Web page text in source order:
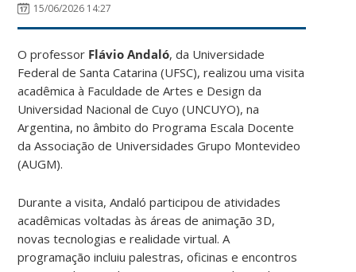
15/06/2026 14:27
O professor Flávio Andaló, da Universidade
Federal de Santa Catarina (UFSC), realizou uma visita
acadêmica à Faculdade de Artes e Design da
Universidad Nacional de Cuyo (UNCUYO), na
Argentina, no âmbito do Programa Escala Docente
da Associação de Universidades Grupo Montevideo
(AUGM).
Durante a visita, Andaló participou de atividades
acadêmicas voltadas às áreas de animação 3D,
novas tecnologias e realidade virtual. A
programação incluiu palestras, oficinas e encontros